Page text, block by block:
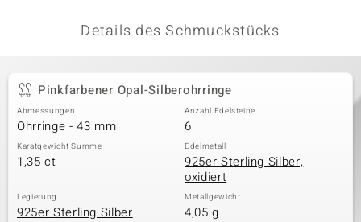
Details des Schmuckstücks
Pinkfarbener Opal-Silberohrringe
Abmessungen
Ohrringe - 43 mm
Anzahl Edelsteine
6
Karatgewicht Summe
1,35 ct
Edelmetall
925er Sterling Silber,
oxidiert
Legierung
925er Sterling Silber
Metallgewicht
4,05 g